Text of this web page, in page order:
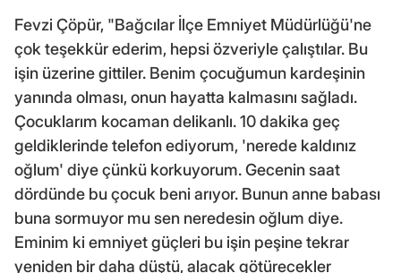
Fevzi Çöpür, "Bağcılar İlçe Emniyet Müdürlüğü'ne
çok teşekkür ederim, hepsi özveriyle çalıştılar. Bu
işin üzerine gittiler. Benim çocuğumun kardeşinin
yanında olması, onun hayatta kalmasını sağladı.
Çocuklarım kocaman delikanlı. 10 dakika geç
geldiklerinde telefon ediyorum, 'nerede kaldınız
oğlum' diye çünkü korkuyorum. Gecenin saat
dördünde bu çocuk beni arıyor. Bunun anne babası
buna sormuyor mu sen neredesin oğlum diye.
Eminim ki emniyet güçleri bu işin peşine tekrar
yeniden bir daha düştü, alacak götürecekler